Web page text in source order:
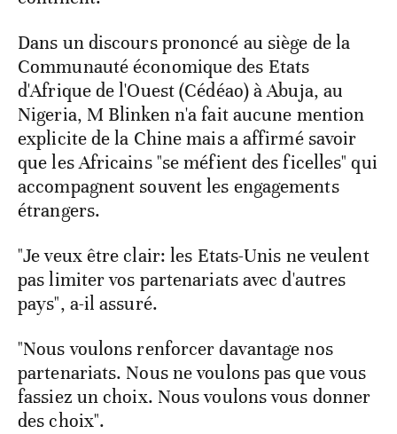
Dans un discours prononcé au siège de la
Communauté économique des Etats
d'Afrique de l'Ouest (Cédéao) à Abuja, au
Nigeria, M Blinken n'a fait aucune mention
explicite de la Chine mais a affirmé savoir
que les Africains "se méfient des ficelles" qui
accompagnent souvent les engagements
étrangers.
"Je veux être clair: les Etats-Unis ne veulent
pas limiter vos partenariats avec d'autres
pays", a-il assuré.
"Nous voulons renforcer davantage nos
partenariats. Nous ne voulons pas que vous
fassiez un choix. Nous voulons vous donner
des choix".